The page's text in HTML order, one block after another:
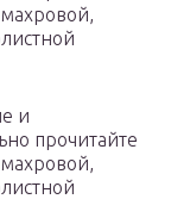
и
прочитайте